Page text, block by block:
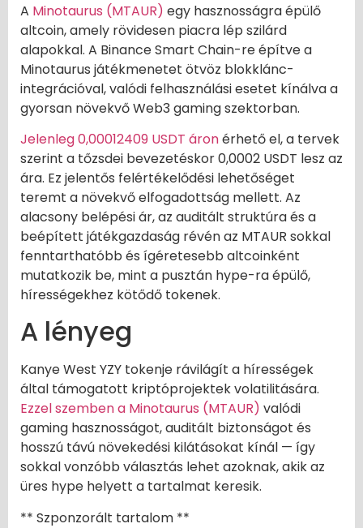
A Minotaurus (MTAUR) egy hasznosságra épülő
altcoin, amely rövidesen piacra lép szilárd
alapokkal. A Binance Smart Chain-re építve a
Minotaurus játékmenetet ötvöz blokklánc-
integrációval, valódi felhasználási esetet kínálva a
gyorsan növekvő Web3 gaming szektorban.
Jelenleg 0,00012409 USDT áronérhető el, a tervek
szerint a tőzsdei bevezetéskor 0,0002 USDT lesz az
ára. Ez jelentős felértékelődési lehetőséget
teremt a növekvő elfogadottság mellett. Az
alacsony belépési ár, az auditált struktúra és a
beépített játékgazdaság révén az MTAUR sokkal
fenntarthatóbb és ígéretesebb altcoinként
mutatkozik be, mint a pusztán hype-ra épülő,
hírességekhez kötődő tokenek.
A lényeg
Kanye West YZY tokenje rávilágít a hírességek
által támogatott kriptóprojektek volatilitására.
Ezzel szemben a Minotaurus (MTAUR) valódi
gaming hasznosságot, auditált biztonságot és
hosszú távú növekedési kilátásokat kínál — így
sokkal vonzóbb választás lehet azoknak, akik az
üres hype helyett a tartalmat keresik.
** Szponzorált tartalom **